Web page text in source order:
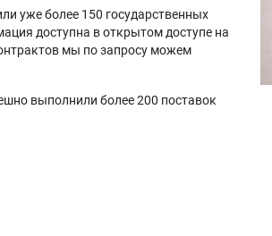
уже более 150 государственных
доступна в открытом доступе на
мы по запросу можем
выполнили более 200 поставок